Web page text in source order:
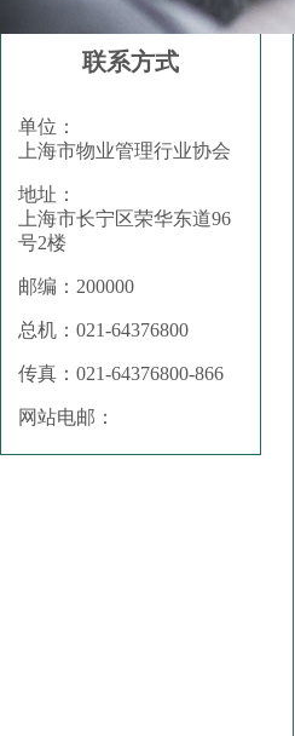
联系方式
单位：
上海市物业管理行业协会
地址：
上海市长宁区荣华东道96
号2楼
邮编：200000
总机：021-64376800
传真：021-64376800-866
网站电邮：